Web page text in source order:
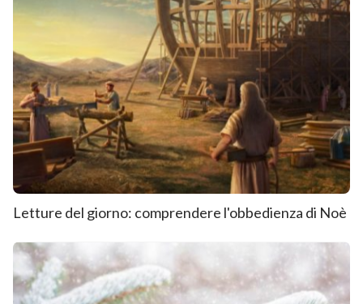
Letture del giorno: comprendere l'obbedienza di Noè